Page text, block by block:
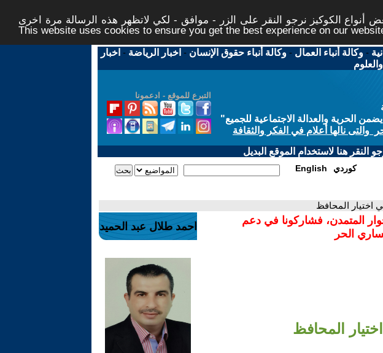
الكوكيز نرجو النقر على الزر - موافق - لكي لاتظهر هذه الرسالة مرة اخرى -
This website uses cookies to ensure you get the best experience on our
-وكالة أنباء العمال -وكالة أنباء حقوق الإنسان - اخبار الرياضة - اخبار
التبرع للموقع - ادعمونا
الحرية والعدالة الاجتماعية للجميع"
نالها أعلام في الفكر والثقافة
النقر هنا لاستخدام الموقع البديل
English كوردي
اختيار المحافظ
المتمدن، فشاركونا في دعم
الحر
المحافظ
احمد طلال عبد الحميد